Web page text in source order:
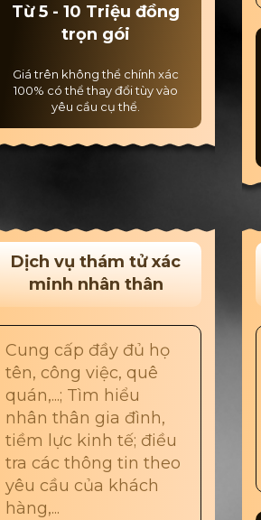
Từ 5 - 10 Triệu đồng
trọn gói
Giá trên không thể chính xác
100% có thể thay đổi tùy vào
yêu cầu cụ thể.
Dịch vụ thám tử xác
minh nhân thân
Cung cấp đầy đủ họ
tên, công việc, quê
quán,...; Tìm hiểu
nhân thân gia đình,
tiềm lực kinh tế; điều
tra các thông tin theo
yêu cầu của khách
hàng,...